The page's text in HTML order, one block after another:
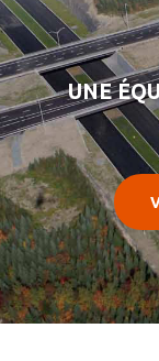
UNE